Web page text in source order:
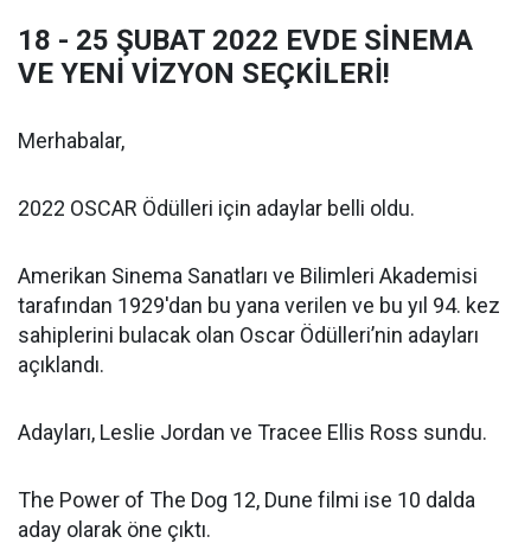
18 - 25 ŞUBAT 2022 EVDE SİNEMA
VE YENİ VİZYON SEÇKİLERİ!
Merhabalar,
2022 OSCAR Ödülleri için adaylar belli oldu.
Amerikan Sinema Sanatları ve Bilimleri Akademisi
tarafından 1929'dan bu yana verilen ve bu yıl 94. kez
sahiplerini bulacak olan Oscar Ödülleri’nin adayları
açıklandı.
Adayları, Leslie Jordan ve Tracee Ellis Ross sundu.
The Power of The Dog 12, Dune filmi ise 10 dalda
aday olarak öne çıktı.